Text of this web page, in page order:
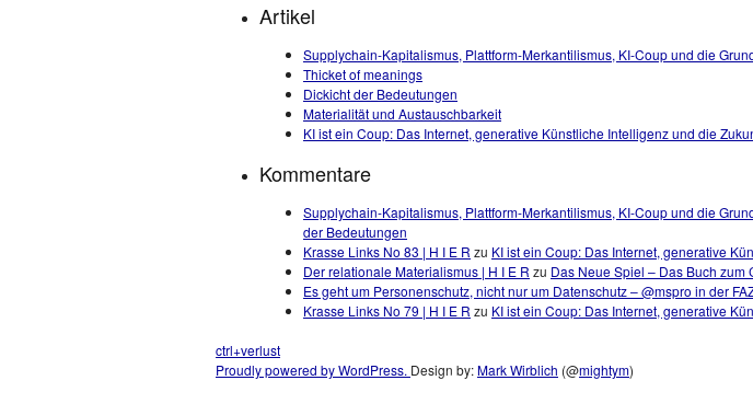
Artikel
Supplychain-Kapitalismus, Plattform-Merkantilismus, KI-Coup und die
Thicket of meanings
Dickicht der Bedeutungen
Materialität und Austauschbarkeit
KI ist ein Coup: Das Internet, generative Künstliche Intelligenz und die
Kommentare
Supplychain-Kapitalismus, Plattform-Merkantilismus, KI-Coup und die
der Bedeutungen
Krasse Links No 83 | H I E R zu KI ist ein Coup: Das Internet, generative
Der relationale Materialismus | H I E R zu Das Neue Spiel – Das Buch zum
Es geht um Personenschutz, nicht nur um Datenschutz – @mspro in der
Krasse Links No 79 | H I E R zu KI ist ein Coup: Das Internet, generative
ctrl+verlust
Proudly powered by WordPress. Design by:Mark Wirblich (@mightym)